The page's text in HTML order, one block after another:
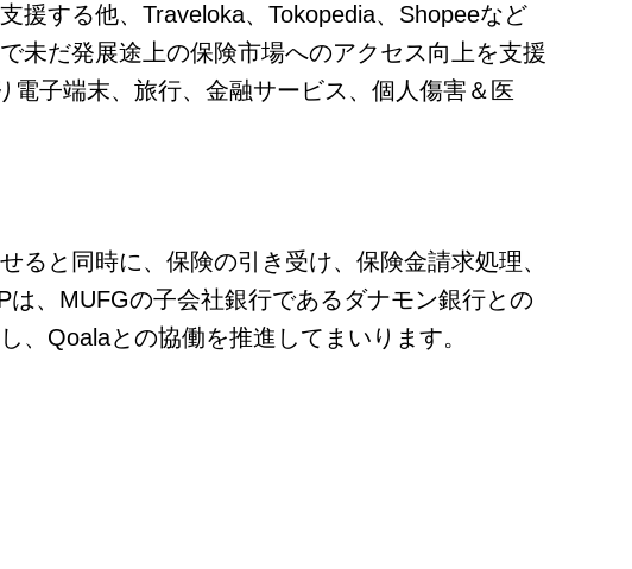
援する他、Traveloka、Tokopedia、Shopeeなど
未だ発展途上の保険市場へのアクセス向上を支援
電子端末、旅行、金融サービス、個人傷害＆医
と同時に、保険の引き受け、保険金請求処理、
、MUFGの子会社銀行であるダナモン銀行との
Qoalaとの協働を推進してまいります。